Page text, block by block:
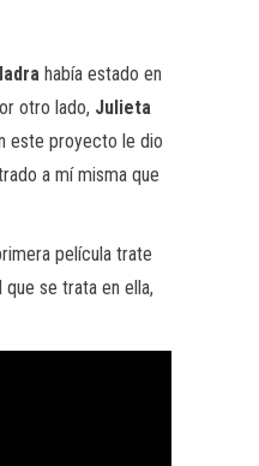
había estado en
otro lado, Julieta
este proyecto le dio
a mí misma que
película trate
se trata en ella,